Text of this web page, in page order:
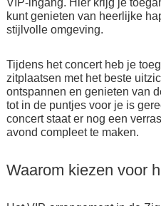
kunt genieten van heerlijke
stijlvolle omgeving.
Tijdens het concert heb je
zitplaatsen met het beste
ontspannen en genieten van
tot in de puntjes voor je is
concert staat er nog een
avond compleet te maken.
Waarom kiezen voor